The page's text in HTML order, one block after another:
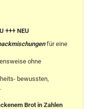
+++ NEU
für eine
ohne
bewussten,
Brot in Zahlen